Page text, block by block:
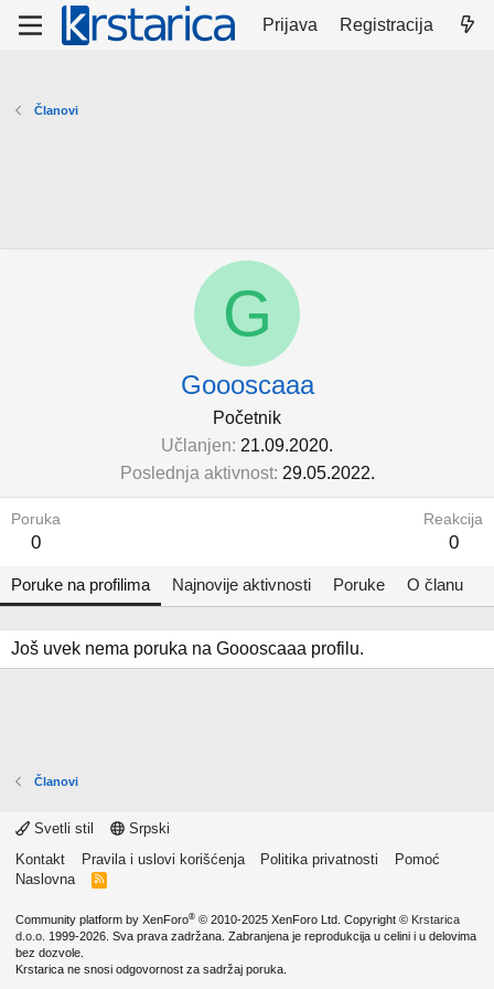
Prijava Registracija
Članovi
G
Goooscaaa
Početnik
Učlanjen 21.09.2020.
Poslednja aktivnost 29.05.2022.
Poruka
0
Reakcija
0
Poruke na profilima Najnovije aktivnosti Poruke O članu
Još uvek nema poruka na Goooscaaa profilu.
Članovi
Svetli stil
Srpski
Kontakt
Pravila i uslovi korišćenja Politika privatnosti
Pomoć
Naslovna
R
Community platform by XenForo® © 2010-2025 XenForo Ltd. Copyright © Krstarica
d.o.o. 1999-2026. Sva prava zadržana. Zabranjena je reprodukcija u celini i u delovima
bez dozvole.
Krstarica ne snosi odgovornost za sadržaj poruka.